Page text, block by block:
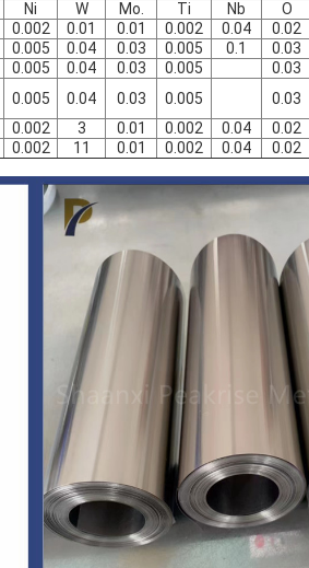
Ni W Mo. Ti Nb O
0.002 0.01 0.01 0.002 0.04 0.02
0.005 0.04 0.03 0.005 0.1 0.03
0.005 0.04 0.03 0.005 0.03
0.005 0.04 0.03 0.005 0.03
0.002 3 0.01 0.002 0.04 0.02
0.002 11 0.01 0.002 0.04 0.02